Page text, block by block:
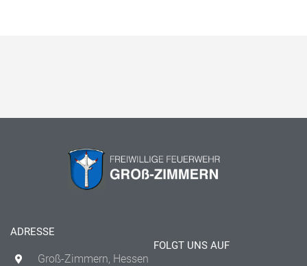
ADRESSE
Groß-Zimmern, Hessen
FOLGT UNS AUF